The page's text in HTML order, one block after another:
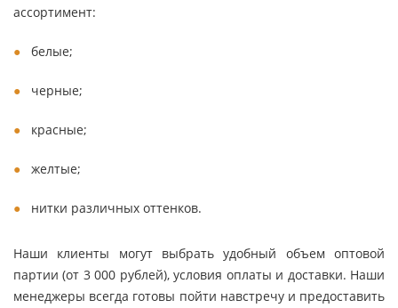
ассортимент:
белые;
черные;
красные;
желтые;
нитки различных оттенков.
Наши клиенты могут выбрать удобный объем оптовой
партии (от 3 000 рублей), условия оплаты и доставки. Наши
менеджеры всегда готовы пойти навстречу и предоставить